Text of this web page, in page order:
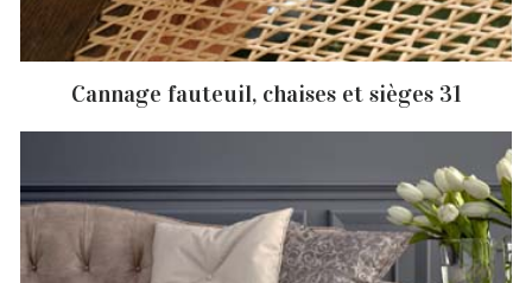
Cannage fauteuil, chaises et sièges 31